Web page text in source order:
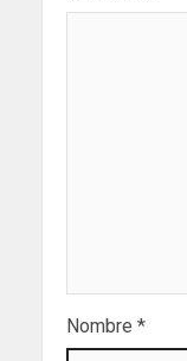
Nombre *